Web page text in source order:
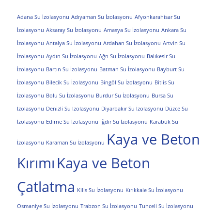
Adana Su İzolasyonu Adıyaman Su İzolasyonu Afyonkarahisar Su
İzolasyonu Aksaray Su İzolasyonu Amasya Su İzolasyonu Ankara Su
İzolasyonu Antalya Su İzolasyonu Ardahan Su İzolasyonu Artvin Su
İzolasyonu Aydın Su İzolasyonu Ağrı Su İzolasyonu Balıkesir Su
İzolasyonu Bartın Su İzolasyonu Batman Su İzolasyonu Bayburt Su
İzolasyonu Bilecik Su İzolasyonu Bingöl Su İzolasyonu Bitlis Su
İzolasyonu Bolu Su İzolasyonu Burdur Su İzolasyonu Bursa Su
İzolasyonu Denizli Su İzolasyonu Diyarbakır Su İzolasyonu Düzce Su
İzolasyonu Edirne Su İzolasyonu Iğdır Su İzolasyonu Karabük Su
İzolasyonu Karaman Su İzolasyonu Kaya ve Beton
Kırımı Kaya ve Beton
Çatlatma Kilis Su İzolasyonu Kırıkkale Su İzolasyonu
Osmaniye Su İzolasyonu Trabzon Su İzolasyonu Tunceli Su İzolasyonu